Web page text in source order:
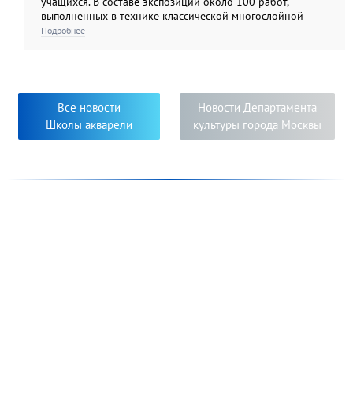
выполненных в технике классической многослойной
акварели, а также гризайли и карандашом. Экспозиция
новизна исполнения работ свидетельствуют о серьёзном
творческом погружении в мир изобразительного
искусства педагогов и их учеников.
Подробнее
Все новости
Школы акварели
Новости Департамента
культуры города Москвы